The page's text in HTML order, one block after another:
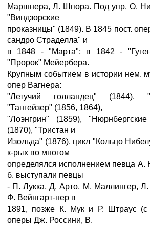
Маршнера, Л. Шпора. Под упр. О.
"Виндзорские
проказницы" (1849). В 1845 пост.
сандро Страделла" и
в 1848 - "Марта"; в 1842 -
"Пророк" Мейербера.
Крупным событием в истории нем.
опер Вагнера:
"Летучий голландец" (1844),
"Тангейзер" (1856, 1864),
"Лоэнгрин" (1859), "Нюрнбергские
(1870), "Тристан и
Изольда" (1876), цикл "Кольцо
к-рых во многом
определялся исполнением певца А.
б. выступали певцы
- П. Лукка, Д. Арто, М. Маллингер,
Ф. Вейнгарт-нер в
1891, позже К. Мук и Р. Штраус (с
оперы Дж. Россини, В.